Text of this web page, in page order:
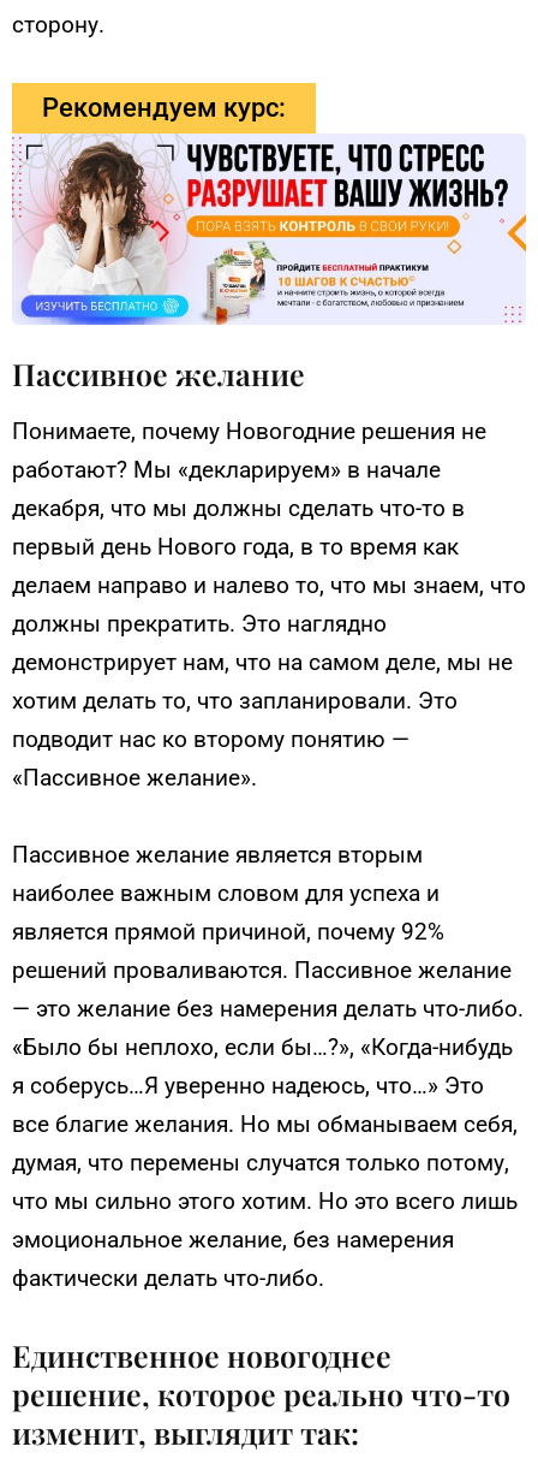
сторону.
Рекомендуем курс:
Пассивное желание
Понимаете, почему Новогодние решения не
работают? Мы «декларируем» в начале
декабря, что мы должны сделать что-то в
первый день Нового года, в то время как
делаем направо и налево то, что мы знаем, что
должны прекратить. Это наглядно
демонстрирует нам, что на самом деле, мы не
хотим делать то, что запланировали. Это
подводит нас ко второму понятию —
«Пассивное желание».
Пассивное желание является вторым
наиболее важным словом для успеха и
является прямой причиной, почему 92%
решений проваливаются. Пассивное желание
— это желание без намерения делать что-либо.
«Было бы неплохо, если бы…?», «Когда-нибудь
я соберусь…Я уверенно надеюсь, что…» Это
все благие желания. Но мы обманываем себя,
думая, что перемены случатся только потому,
что мы сильно этого хотим. Но это всего лишь
эмоциональное желание, без намерения
фактически делать что-либо.
Единственное новогоднее
решение, которое реально что-то
изменит, выглядит так: